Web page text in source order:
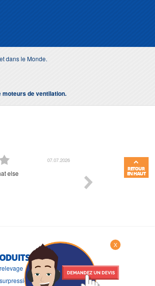
dans le Monde.
moteurs de ventilation.
01.07.2026
parfait Très bon suivi et très
X
RETOUR
EN HAUT